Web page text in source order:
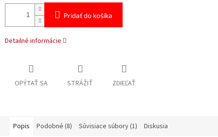
Pridať do košíka
Detailné informácie
OPÝTAŤ SA STRÁŽIŤ ZDIEĽAŤ
Popis Podobné (8) Súvisiace súbory (1) Diskusia